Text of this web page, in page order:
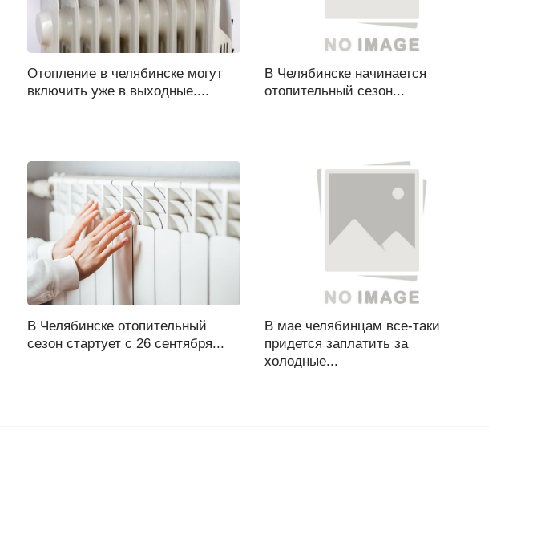
Отопление в челябинске могут
включить уже в выходные....
В Челябинске начинается
отопительный сезон...
В Челябинске отопительный
сезон стартует с 26 сентября...
В мае челябинцам все-таки
придется заплатить за
холодные...